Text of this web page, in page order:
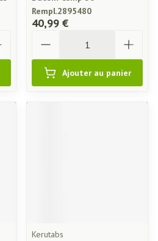
Rempl.2895480
40,99 €
Ajouter au panier
Kerutabs